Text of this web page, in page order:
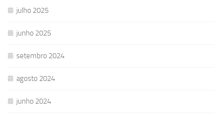
julho 2025
junho 2025
setembro 2024
agosto 2024
junho 2024